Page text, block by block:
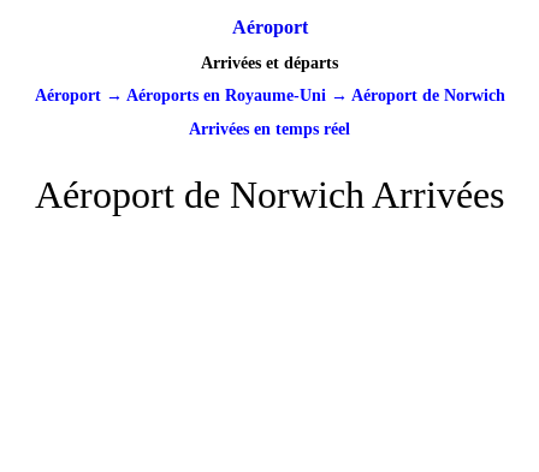
Aéroport
Arrivées et départs
Aéroport→ Aéroports en Royaume-Uni→ Aéroport de Norwich
Arrivées en temps réel
Aéroport de Norwich Arrivées